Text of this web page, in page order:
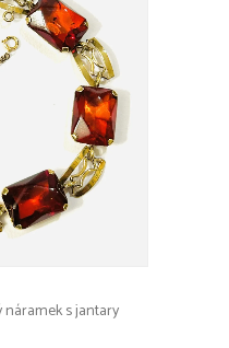
náramek s jantary